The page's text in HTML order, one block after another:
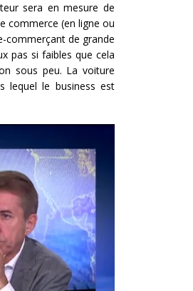
sera en mesure de
commerce (en ligne ou
commerçant de grande
pas si faibles que cela
sous peu. La voiture
lequel le business est